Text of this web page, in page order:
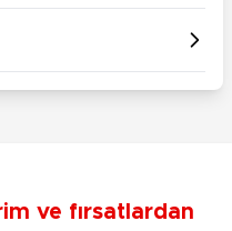
ve fırsatlardan